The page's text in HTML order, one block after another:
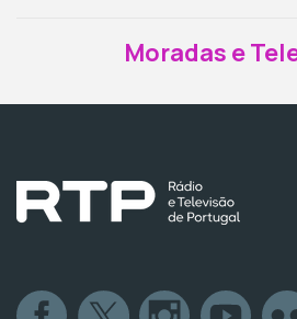
Moradas e